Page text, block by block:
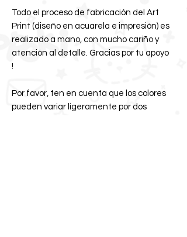
Todo el proceso de fabricación del Art
Print (diseño en acuarela e impresión) es
realizado a mano, con mucho cariño y
atención al detalle. Gracias por tu apoyo
!
Por favor, ten en cuenta que los colores
pueden variar ligeramente por dos